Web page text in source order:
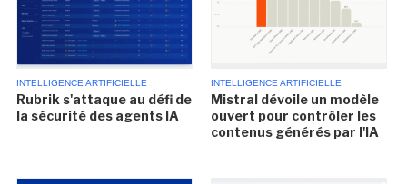
INTELLIGENCE ARTIFICIELLE
Rubrik s'attaque au défi de
la sécurité des agents IA
INTELLIGENCE ARTIFICIELLE
Mistral dévoile un modèle
ouvert pour contrôler les
contenus générés par l'IA